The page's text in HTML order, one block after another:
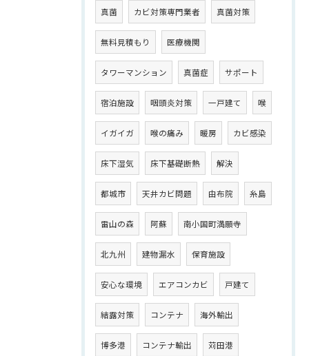
真菌 カビ対策専門業者 真菌対策
無料見積もり 医療機関
タワーマンション 真菌症 サポート
宿泊施設 咽頭炎対策 一戸建て 喉
イガイガ 喉の痛み 暖房 カビ感染
床下湿気 床下基礎断熱 解決
都城市 天井カビ問題 由布院 糸島
雷山の森 阿蘇 南小国町満願寺
北九州 建物漏水 保育施設
安心な環境 エアコンカビ 戸建て
結露対策 コンテナ 海外輸出
博多港 コンテナ輸出 苅田港